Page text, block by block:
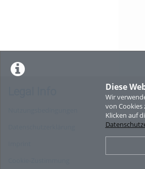
Diese
Wir
von Cookies
Klicken auf